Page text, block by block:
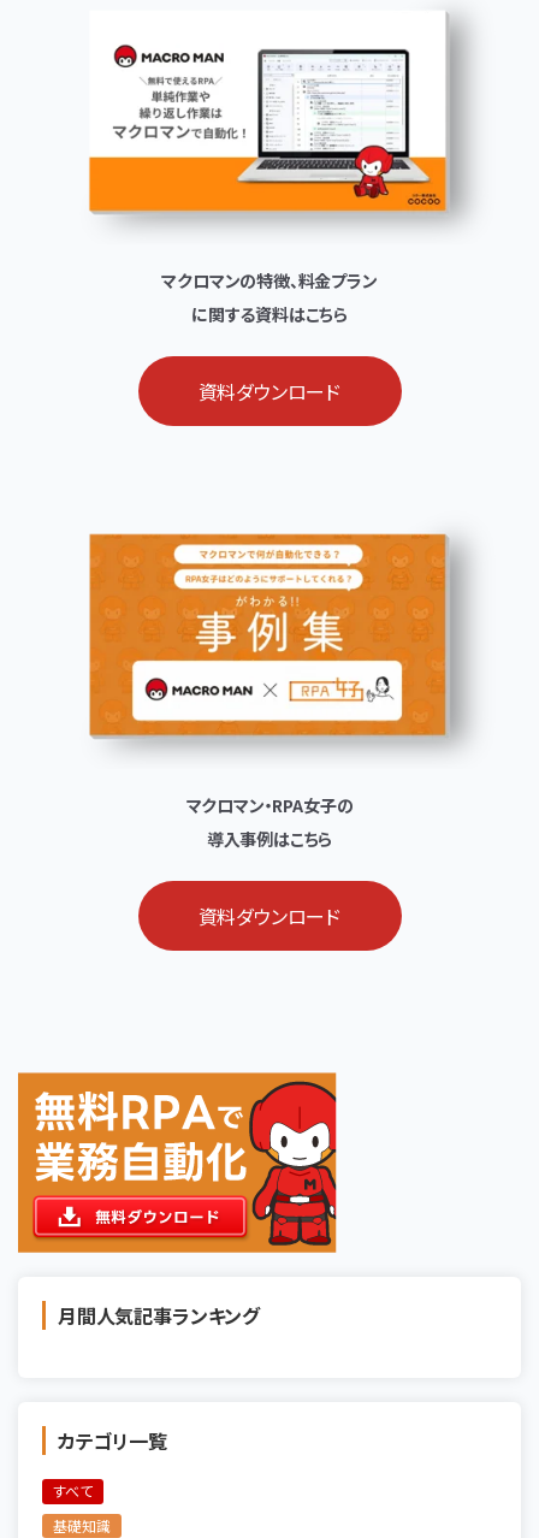
マクロマンの特徴、料金プラン
に関する資料はこちら
資料ダウンロード
マクロマン・RPA女子の
導入事例はこちら
資料ダウンロード
月間人気記事ランキング
カテゴリ一覧
すべて
基礎知識